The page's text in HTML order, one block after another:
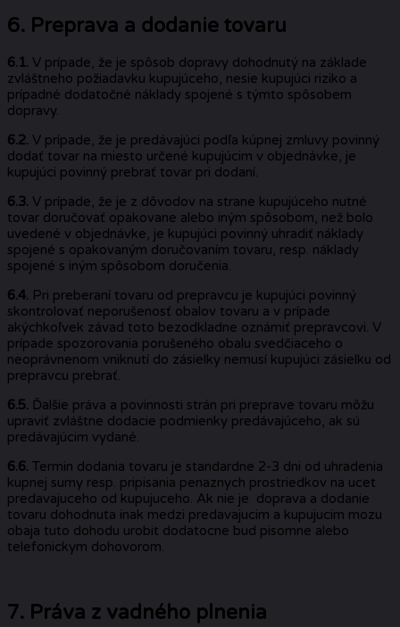
6. Preprava a dodanie tovaru
6.1. V prípade, že je spôsob dopravy dohodnutý na základe
zvláštneho požiadavku kupujúceho, nesie kupujúci riziko a
prípadné dodatočné náklady spojené s týmto spôsobem
dopravy.
6.2. V prípade, že je predávajúci podľa kúpnej zmluvy povinný
dodať tovar na miesto určené kupujúcim v objednávke, je
kupujúci povinný prebrať tovar pri dodaní.
6.3. V prípade, že je z dôvodov na strane kupujúceho nutné
tovar doručovať opakovane alebo iným spôsobom, než bolo
uvedené v objednávke, je kupujúci povinný uhradiť náklady
spojené s opakovaným doručovaním tovaru, resp. náklady
spojené s iným spôsobom doručenia.
6.4. Pri preberaní tovaru od prepravcu je kupujúci povinný
skontrolovať neporušenosť obalov tovaru a v prípade
akýchkoľvek závad toto bezodkladne oznámiť prepravcovi. V
prípade spozorovania porušeného obalu svedčiaceho o
neoprávnenom vniknutí do zásielky nemusí kupujúci zásielku od
prepravcu prebrať.
6.5. Ďalšie práva a povinnosti strán pri preprave tovaru môžu
upraviť zvláštne dodacie podmienky predávajúceho, ak sú
predávajúcim vydané.
6.6. Termin dodania tovaru je standardne 2-3 dni od uhradenia
kupnej sumy resp. pripisania penaznych prostriedkov na ucet
predavajuceho od kupujuceho. Ak nie je doprava a dodanie
tovaru dohodnuta inak medzi predavajucim a kupujucim mozu
obaja tuto dohodu urobit dodatocne bud pisomne alebo
telefonickym dohovorom.
7. Práva z vadného plnenia